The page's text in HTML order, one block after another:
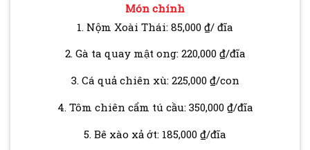
Món chính
1. Nộm Xoài Thái: 85,000 ₫/ đĩa
2. Gà ta quay mật ong: 220,000 ₫/đĩa
3. Cá quả chiên xù: 225,000 ₫/con
4. Tôm chiên cẩm tú cầu: 350,000 ₫/đĩa
5. Bê xào xả ớt: 185,000 ₫/đĩa